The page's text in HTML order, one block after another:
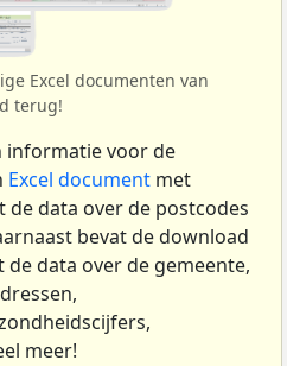
Excel documenten van
terug!
informatie voor de
Excel document met
data over de postcodes
bevat de download
data over de gemeente,
meer!